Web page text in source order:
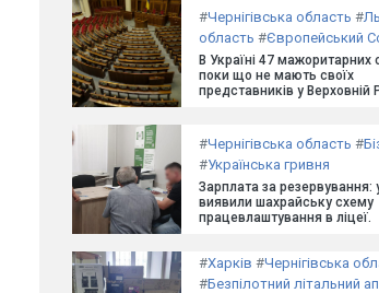
#Чернігівська область #
область #Європейський
В Україні 47 мажоритарних
поки що не мають своїх
представників у Верховній
#Чернігівська область #
#Українська гривня
Зарплата за резервування:
виявили шахрайську схему
працевлаштування в ліцеї.
#Харків #Чернігівська
#Безпілотний літальний